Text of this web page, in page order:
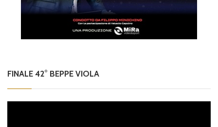
FINALE 42° BEPPE VIOLA